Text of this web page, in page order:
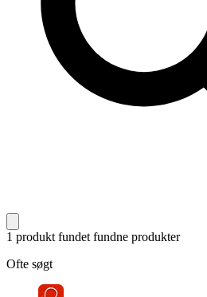
1 produkt fundet fundne produkter
Ofte søgt